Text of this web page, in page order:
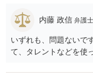
内藤 政信 弁護士
いずれも、問題ないで
て、タレントなどを使